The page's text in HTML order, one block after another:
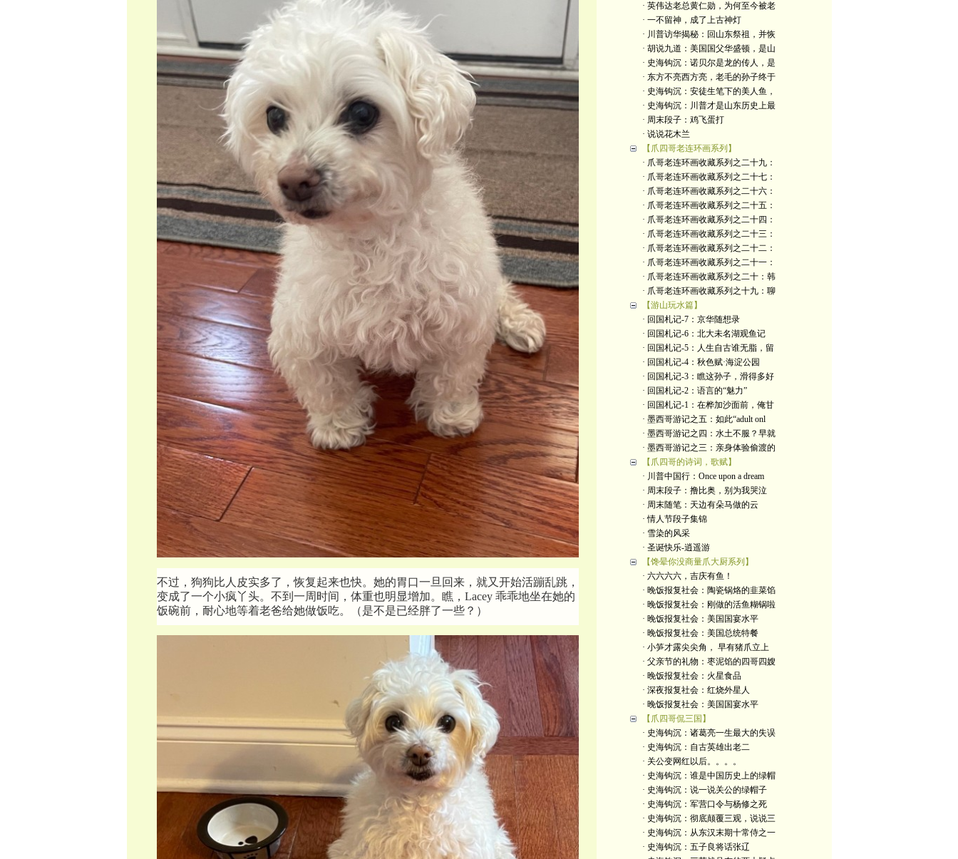
不过，狗狗比人皮实多了，恢复起来也快。她的胃口一旦回来，就又开始活蹦乱跳，
变成了一个小疯丫头。不到一周时间，体重也明显增加。瞧，Lacey 乖乖地坐在她的
饭碗前，耐心地等着老爸给她做饭吃。（是不是已经胖了一些？）
· 英伟达老总黄仁勋，为何至今被老
· 一不留神，成了上古神灯
· 川普访华揭秘：回山东祭祖，并恢
· 胡说九道：美国国父华盛顿，是山
· 史海钩沉：诺贝尔是龙的传人，是
· 东方不亮西方亮，老毛的孙子终于
· 史海钩沉：安徒生笔下的美人鱼，
· 史海钩沉：川普才是山东历史上最
· 周末段子：鸡飞蛋打
· 说说花木兰
【爪四哥老连环画系列】
· 爪哥老连环画收藏系列之二十九：
· 爪哥老连环画收藏系列之二十七：
· 爪哥老连环画收藏系列之二十六：
· 爪哥老连环画收藏系列之二十五：
· 爪哥老连环画收藏系列之二十四：
· 爪哥老连环画收藏系列之二十三：
· 爪哥老连环画收藏系列之二十二：
· 爪哥老连环画收藏系列之二十一：
· 爪哥老连环画收藏系列之二十：韩
· 爪哥老连环画收藏系列之十九：聊
【游山玩水篇】
· 回国札记-7：京华随想录
· 回国札记-6：北大未名湖观鱼记
· 回国札记-5：人生自古谁无脂，留
· 回国札记-4：秋色赋·海淀公园
· 回国札记-3：瞧这孙子，滑得多好
· 回国札记-2：语言的“魅力”
· 回国札记-1：在桦加沙面前，俺甘
· 墨西哥游记之五：如此“adult onl
· 墨西哥游记之四：水土不服？早就
· 墨西哥游记之三：亲身体验偷渡的
【爪四哥的诗词，歌赋】
· 川普中国行：Once upon a dream
· 周末段子：撸比奥，别为我哭泣
· 周末随笔：天边有朵马做的云
· 情人节段子集锦
· 雪染的风采
· 圣诞快乐-逍遥游
【馋晕你没商量爪大厨系列】
· 六六六六，吉庆有鱼！
· 晚饭报复社会：陶瓷锅烙的韭菜馅
· 晚饭报复社会：刚做的活鱼糊锅啦
· 晚饭报复社会：美国国宴水平
· 晚饭报复社会：美国总统特餐
· 小笋才露尖尖角， 早有猪爪立上
· 父亲节的礼物：枣泥馅的四哥四嫂
· 晚饭报复社会：火星食品
· 深夜报复社会：红烧外星人
· 晚饭报复社会：美国国宴水平
【爪四哥侃三国】
· 史海钩沉：诸葛亮一生最大的失误
· 史海钩沉：自古英雄出老二
· 关公变网红以后。。。。
· 史海钩沉：谁是中国历史上的绿帽
· 史海钩沉：说一说关公的绿帽子
· 史海钩沉：军营口令与杨修之死
· 史海钩沉：彻底颠覆三观，说说三
· 史海钩沉：从东汉末期十常侍之一
· 史海钩沉：五子良将话张辽